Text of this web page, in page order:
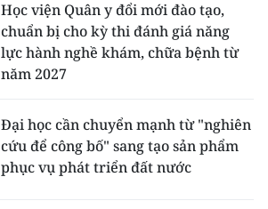
Học viện Quân y đổi mới đào tạo,
chuẩn bị cho kỳ thi đánh giá năng
lực hành nghề khám, chữa bệnh từ
năm 2027
Đại học cần chuyển mạnh từ "nghiên
cứu để công bố" sang tạo sản phẩm
phục vụ phát triển đất nước